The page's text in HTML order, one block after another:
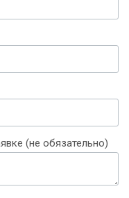
(не обязательно)